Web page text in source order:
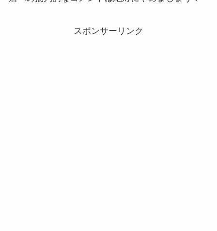
スポンサーリンク